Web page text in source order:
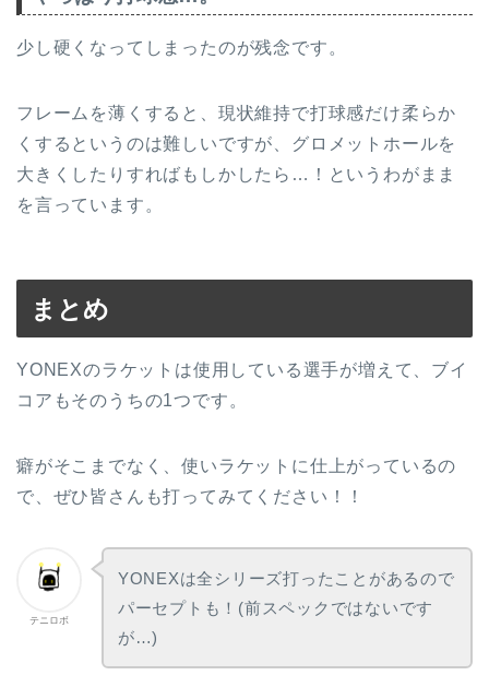
少し硬くなってしまったのが残念です。
フレームを薄くすると、現状維持で打球感だけ柔らか
くするというのは難しいですが、グロメットホールを
大きくしたりすればもしかしたら…！というわがまま
を言っています。
まとめ
YONEXのラケットは使用している選手が増えて、ブイ
コアもそのうちの1つです。
癖がそこまでなく、使いラケットに仕上がっているの
で、ぜひ皆さんも打ってみてください！！
テニロボ
YONEXは全シリーズ打ったことがあるので
パーセプトも！(前スペックではないです
が…)